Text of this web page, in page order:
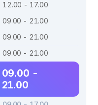
12.00 - 17.00
09.00 - 21.00
09.00 - 21.00
09.00 - 21.00
09.00 -
21.00